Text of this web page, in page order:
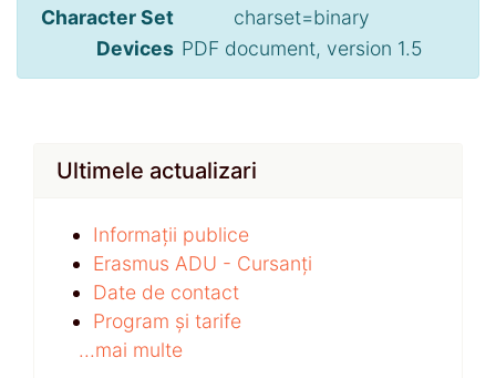
Character Set
charset=binary
Devices PDF document, version 1.5
Ultimele actualizari
Informații publice
Erasmus ADU - Cursanți
Date de contact
Program și tarife
...mai multe